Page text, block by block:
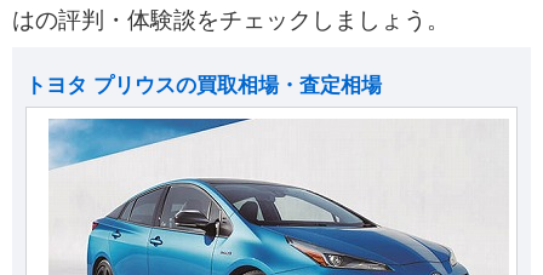
はの評判・体験談をチェックしましょう。
トヨタ プリウスの買取相場・査定相場